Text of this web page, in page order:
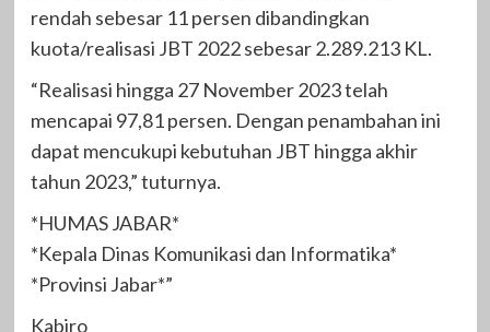
rendah sebesar 11 persen dibandingkan
kuota/realisasi JBT 2022 sebesar 2.289.213 KL.
“Realisasi hingga 27 November 2023 telah
mencapai 97,81 persen. Dengan penambahan ini
dapat mencukupi kebutuhan JBT hingga akhir
tahun 2023,” tuturnya.
*HUMAS JABAR*
*Kepala Dinas Komunikasi dan Informatika*
*Provinsi Jabar*”
Kabiro